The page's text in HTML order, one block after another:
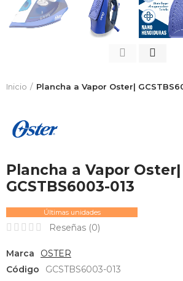
Inicio Plancha a Vapor Oster|
Plancha a Vapor Oster|
GCSTBS6003-013
Últimas unidades
Reseñas (0)
Marca
OSTER
Código
GCSTBS6003-013